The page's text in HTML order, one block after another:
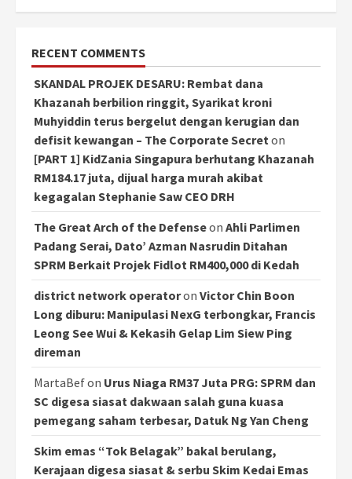
RECENT COMMENTS
SKANDAL PROJEK DESARU: Rembat dana
Khazanah berbilion ringgit, Syarikat kroni
Muhyiddin terus bergelut dengan kerugian dan
defisit kewangan – The Corporate Secreton
[PART 1] KidZania Singapura berhutang Khazanah
RM184.17 juta, dijual harga murah akibat
kegagalan Stephanie Saw CEO DRH
The Great Arch of the Defenseon Ahli Parlimen
Padang Serai, Dato’ Azman Nasrudin Ditahan
SPRM Berkait Projek Fidlot RM400,000 di Kedah
district network operatoron Victor Chin Boon
Long diburu: Manipulasi NexG terbongkar, Francis
Leong See Wui & Kekasih Gelap Lim Siew Ping
direman
MartaBefon Urus Niaga RM37 Juta PRG: SPRM dan
SC digesa siasat dakwaan salah guna kuasa
pemegang saham terbesar, Datuk Ng Yan Cheng
Skim emas “Tok Belagak” bakal berulang,
Kerajaan digesa siasat & serbu Skim Kedai Emas